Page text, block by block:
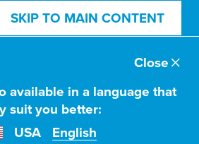
SKIP TO MAIN CONTENT
available in a language that
suit you better:
USA
English
Close